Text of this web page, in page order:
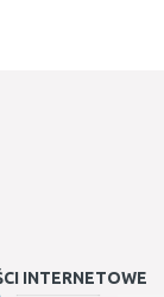
INTERNETOWE